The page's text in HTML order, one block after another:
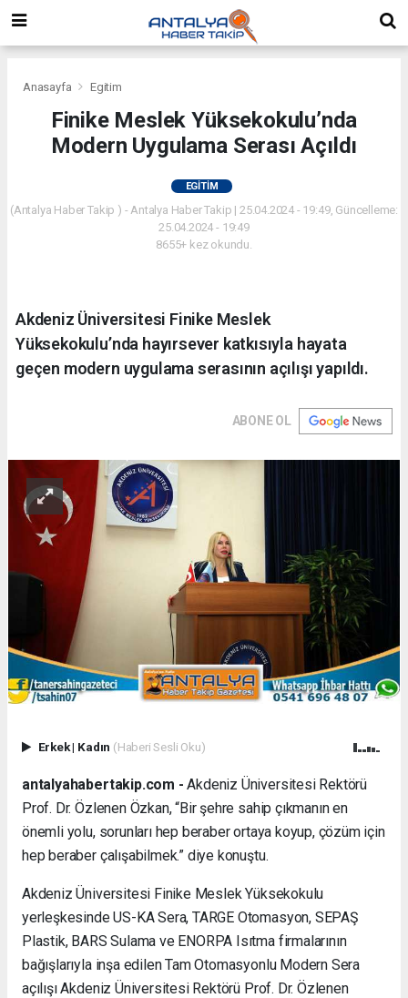
Anasayfa Egitim
Finike Meslek Yüksekokulu’nda
Modern Uygulama Serası Açıldı
EGITIM
(Antalya Haber Takip ) - Antalya Haber Takip | 25.04.2024 - 19:49, Güncelleme:
25.04.2024 - 19:49
8655+ kez okundu.
Akdeniz Üniversitesi Finike Meslek
Yüksekokulu’nda hayırsever katkısıyla hayata
geçen modern uygulama serasının açılışı yapıldı.
ABONE OL
Erkek| Kadın (Haberi Sesli Oku)
antalyahabertakip.com - Akdeniz Üniversitesi Rektörü
Prof. Dr. Özlenen Özkan, “Bir şehre sahip çıkmanın en
önemli yolu, sorunları hep beraber ortaya koyup, çözüm için
hep beraber çalışabilmek.” diye konuştu.
Akdeniz Üniversitesi Finike Meslek Yüksekokulu
yerleşkesinde US-KA Sera, TARGE Otomasyon, SEPAŞ
Plastik, BARS Sulama ve ENORPA Isıtma firmalarının
bağışlarıyla inşa edilen Tam Otomasyonlu Modern Sera
açılışı Akdeniz Üniversitesi Rektörü Prof. Dr. Özlenen